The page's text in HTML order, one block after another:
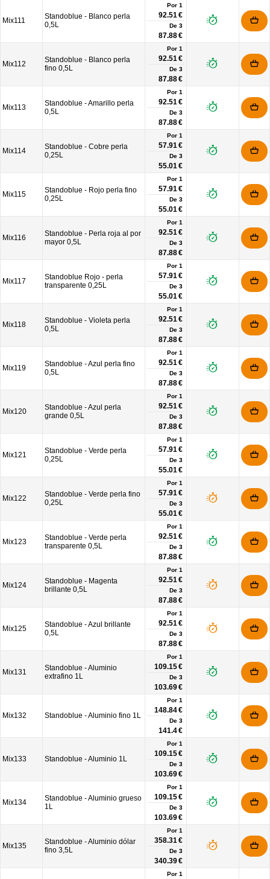
Mix111
Standoblue - Blanco perla
0,5L
Por 1
92.51 €
De 3
87.88 €
Mix112
Standoblue - Blanco perla
fino 0,5L
Por 1
92.51 €
De 3
87.88 €
Mix113
Standoblue - Amarillo perla
0,5L
Por 1
92.51 €
De 3
87.88 €
Mix114
Standoblue - Cobre perla
0,25L
Por 1
57.91 €
De 3
55.01 €
Mix115
Standoblue - Rojo perla fino
0,25L
Por 1
57.91 €
De 3
55.01 €
Mix116
Standoblue - Perla roja al por
mayor 0,5L
Por 1
92.51 €
De 3
87.88 €
Mix117
Standoblue Rojo - perla
transparente 0,25L
Por 1
57.91 €
De 3
55.01 €
Mix118
Standoblue - Violeta perla
0,5L
Por 1
92.51 €
De 3
87.88 €
Mix119
Standoblue - Azul perla fino
0,5L
Por 1
92.51 €
De 3
87.88 €
Mix120
Standoblue - Azul perla
grande 0,5L
Por 1
92.51 €
De 3
87.88 €
Mix121
Standoblue - Verde perla
0,25L
Por 1
57.91 €
De 3
55.01 €
Mix122
Standoblue - Verde perla fino
0,25L
Por 1
57.91 €
De 3
55.01 €
Mix123
Standoblue - Verde perla
transparente 0,5L
Por 1
92.51 €
De 3
87.88 €
Mix124
Standoblue - Magenta
brillante 0,5L
Por 1
92.51 €
De 3
87.88 €
Mix125
Standoblue - Azul brillante
0,5L
Por 1
92.51 €
De 3
87.88 €
Mix131
Standoblue - Aluminio
extrafino 1L
Por 1
109.15 €
De 3
103.69 €
Mix132 Standoblue - Aluminio fino 1L
Por 1
148.84 €
De 3
141.4 €
Mix133 Standoblue - Aluminio 1L
Por 1
109.15 €
De 3
103.69 €
Mix134
Standoblue - Aluminio grueso
1L
Por 1
109.15 €
De 3
103.69 €
Mix135
Standoblue - Aluminio dólar
fino 3,5L
Por 1
358.31 €
De 3
340.39 €
Por 1